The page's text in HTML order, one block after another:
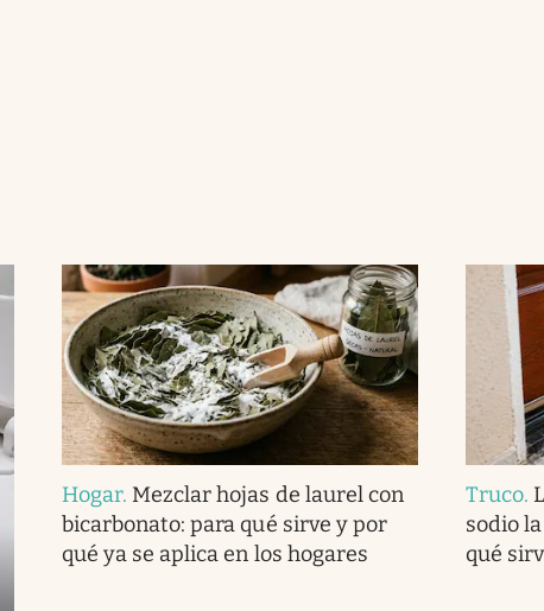
Hogar. Mezclar hojas de laurel con
bicarbonato: para qué sirve y por
qué ya se aplica en los hogares
Truco.
sodio
qué